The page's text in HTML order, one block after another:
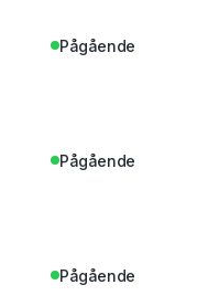
Pågående
Pågående
Pågående